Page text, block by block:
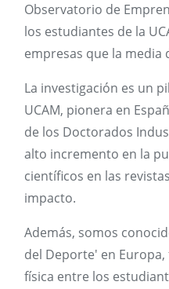
Observatorio de
los estudiantes de la
empresas que la media
La investigación es un
UCAM, pionera en
de los Doctorados
alto incremento en la
científicos en las
impacto.
Además, somos
del Deporte' en
física entre los